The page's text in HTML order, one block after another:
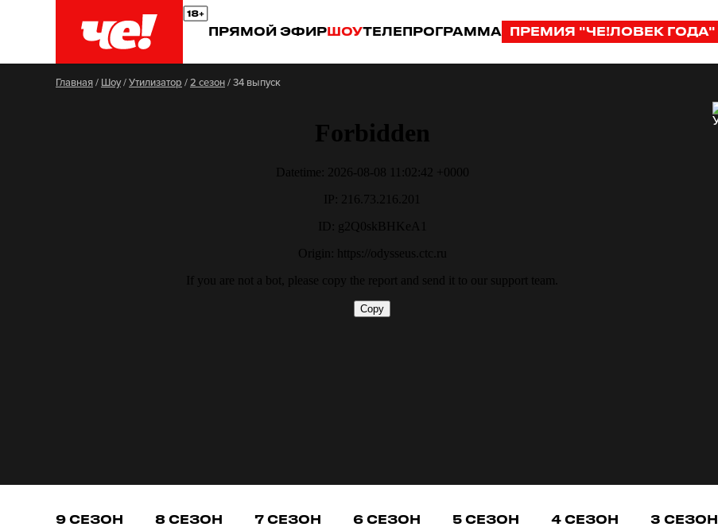
ПРЯМОЙ ЭФИРШОУТЕЛЕПРОГРАММА ПРЕМИЯ "ЧЕ!ЛОВЕК ГОДА"
Главная/ Шоу/Утилизатор /2 сезон/34 выпуск
9 СЕЗОН 8 СЕЗОН 7 СЕЗОН 6 СЕЗОН 5 СЕЗОН 4 СЕЗОН 3 СЕЗОН